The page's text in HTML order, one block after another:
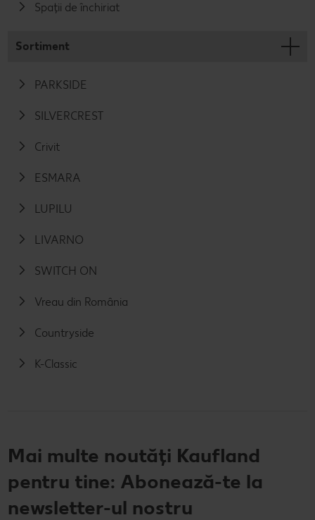
Spații de închiriat
Sortiment
PARKSIDE
SILVERCREST
Crivit
ESMARA
LUPILU
LIVARNO
SWITCH ON
Vreau din România
Countryside
K-Classic
Mai multe noutăți Kaufland
pentru tine: Abonează-te la
newsletter-ul nostru